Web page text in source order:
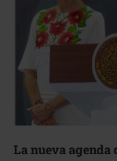
La nueva agenda